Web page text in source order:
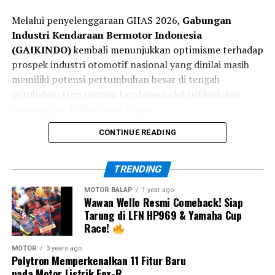
Selain itu, para pembalap luar negeri kini juga telah
beberapa kali tampil di Mandalika sehingga tingkat
adaptasi mereka terhadap karakter sirkuit semakin baik.
Hal inilah yang membuat persaingan pada putaran
Director of Mobility Solution Bosch Indonesia, Bernard
Simanjuntak, menjelaskan bahwa perkembangan
teknologi otomotif kini tidak lagi hanya berfokus pada
penambahan fitur, tetapi bagaimana sistem tersebut
mampu memberikan bantuan yang tepat pada waktu
yang tepat.
Menurutnya, meningkatnya kompleksitas lalu lintas
Melalui penyelenggaraan GIIAS 2026, Gabungan
Industri Kendaraan Bermotor Indonesia
(GAIKINDO)kembali menunjukkan optimisme terhadap
prospek industri otomotif nasional yang dinilai masih
memiliki potensi pertumbuhan besar di tengah
perubahan tren menuju kendaraan elektrifikasi dan
CONTINUE READING
TRENDING
MOTOR BALAP 1 year ago
Wawan Wello Resmi Comeback! Siap
Tarung di LFN HP969 & Yamaha Cup
Race!
MOTOR 3 years ago
Polytron Memperkenalkan 11 Fitur Baru